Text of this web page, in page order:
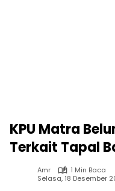
KPU Matra
Terkait Tapal
Amr
1 Min Baca
Selasa, 18 Desember